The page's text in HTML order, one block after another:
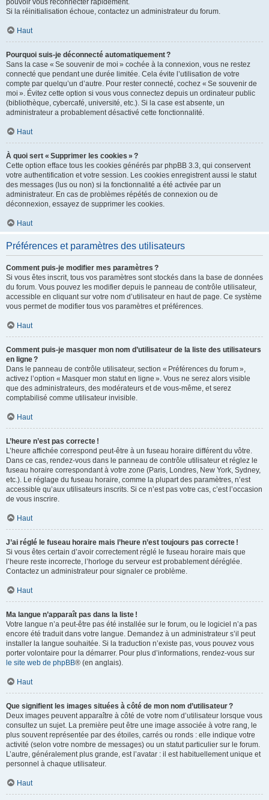
pouvoir vous reconnecter rapidement.
Si la réinitialisation échoue, contactez un administrateur du forum.
Haut
Pourquoi suis-je déconnecté automatiquement ?
Sans la case « Se souvenir de moi » cochée à la connexion, vous ne restez
connecté que pendant une durée limitée. Cela évite l’utilisation de votre
compte par quelqu’un d’autre. Pour rester connecté, cochez « Se souvenir de
moi ». Évitez cette option si vous vous connectez depuis un ordinateur public
(bibliothèque, cybercafé, université, etc.). Si la case est absente, un
administrateur a probablement désactivé cette fonctionnalité.
Haut
À quoi sert « Supprimer les cookies » ?
Cette option efface tous les cookies générés par phpBB 3.3, qui conservent
votre authentification et votre session. Les cookies enregistrent aussi le statut
des messages (lus ou non) si la fonctionnalité a été activée par un
administrateur. En cas de problèmes répétés de connexion ou de
déconnexion, essayez de supprimer les cookies.
Haut
Préférences et paramètres des utilisateurs
Comment puis-je modifier mes paramètres ?
Si vous êtes inscrit, tous vos paramètres sont stockés dans la base de données
du forum. Vous pouvez les modifier depuis le panneau de contrôle utilisateur,
accessible en cliquant sur votre nom d’utilisateur en haut de page. Ce système
vous permet de modifier tous vos paramètres et préférences.
Haut
Comment puis-je masquer mon nom d’utilisateur de la liste des utilisateurs
en ligne ?
Dans le panneau de contrôle utilisateur, section « Préférences du forum »,
activez l’option « Masquer mon statut en ligne ». Vous ne serez alors visible
que des administrateurs, des modérateurs et de vous-même, et serez
comptabilisé comme utilisateur invisible.
Haut
L’heure n’est pas correcte !
L’heure affichée correspond peut-être à un fuseau horaire différent du vôtre.
Dans ce cas, rendez-vous dans le panneau de contrôle utilisateur et réglez le
fuseau horaire correspondant à votre zone (Paris, Londres, New York, Sydney,
etc.). Le réglage du fuseau horaire, comme la plupart des paramètres, n’est
accessible qu’aux utilisateurs inscrits. Si ce n’est pas votre cas, c’est l’occasion
de vous inscrire.
Haut
J’ai réglé le fuseau horaire mais l’heure n’est toujours pas correcte !
Si vous êtes certain d’avoir correctement réglé le fuseau horaire mais que
l’heure reste incorrecte, l’horloge du serveur est probablement déréglée.
Contactez un administrateur pour signaler ce problème.
Haut
Ma langue n’apparaît pas dans la liste !
Votre langue n’a peut-être pas été installée sur le forum, ou le logiciel n’a pas
encore été traduit dans votre langue. Demandez à un administrateur s’il peut
installer la langue souhaitée. Si la traduction n’existe pas, vous pouvez vous
porter volontaire pour la démarrer. Pour plus d’informations, rendez-vous sur
le site web de phpBB® (en anglais).
Haut
Que signifient les images situées à côté de mon nom d’utilisateur ?
Deux images peuvent apparaître à côté de votre nom d’utilisateur lorsque vous
consultez un sujet. La première peut être une image associée à votre rang, le
plus souvent représentée par des étoiles, carrés ou ronds : elle indique votre
activité (selon votre nombre de messages) ou un statut particulier sur le forum.
L’autre, généralement plus grande, est l’avatar : il est habituellement unique et
personnel à chaque utilisateur.
Haut